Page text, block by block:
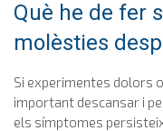
Què he de fer
molèsties
Si experimentes dolors
important descansar i
els símptomes